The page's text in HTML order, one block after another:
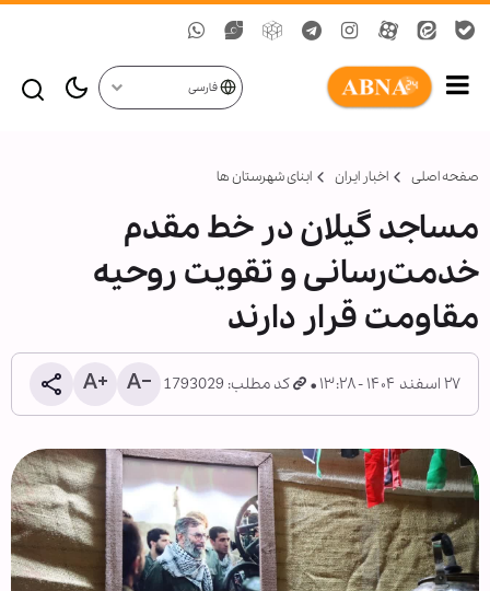
فارسی
صفحه اصلی اخبار ایران ابنای شهرستان ها
مساجد گیلان در خط مقدم
خدمت‌رسانی و تقویت روحیه
مقاومت قرار دارند
۲۷ اسفند ۱۴۰۴ - ۱۳:۲۸ کد مطلب: 1793029